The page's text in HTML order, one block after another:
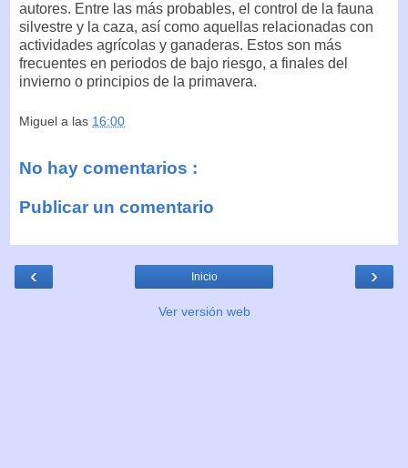
autores. Entre las más probables, el control de la fauna
silvestre y la caza, así como aquellas relacionadas con
actividades agrícolas y ganaderas. Estos son más
frecuentes en periodos de bajo riesgo, a finales del
invierno o principios de la primavera.
Miguel a las 16:00
No hay comentarios :
Publicar un comentario
‹ ›
Inicio
Ver versión web